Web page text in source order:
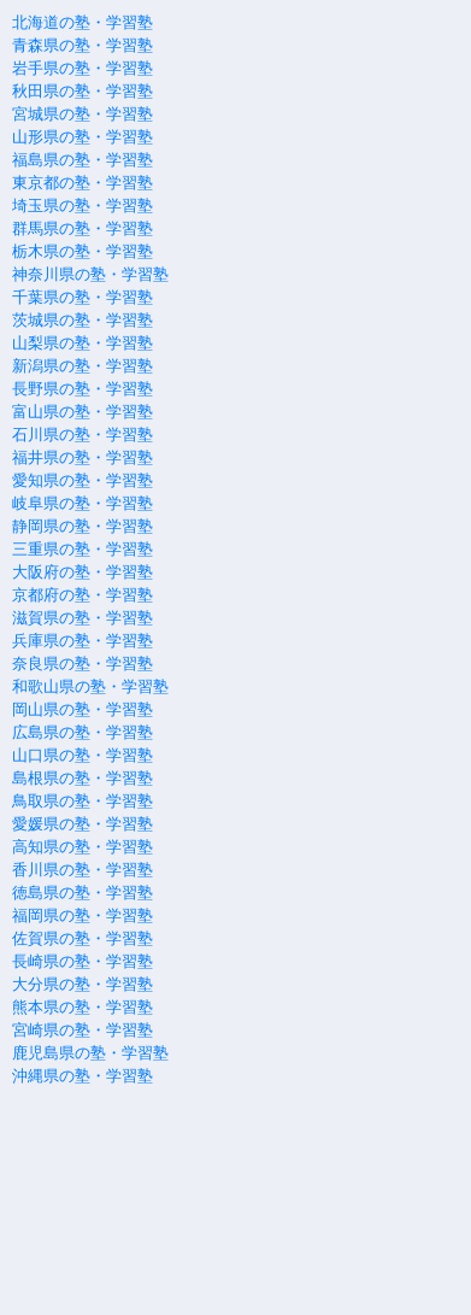
北海道の塾・学習塾
青森県の塾・学習塾
岩手県の塾・学習塾
秋田県の塾・学習塾
宮城県の塾・学習塾
山形県の塾・学習塾
福島県の塾・学習塾
東京都の塾・学習塾
埼玉県の塾・学習塾
群馬県の塾・学習塾
栃木県の塾・学習塾
神奈川県の塾・学習塾
千葉県の塾・学習塾
茨城県の塾・学習塾
山梨県の塾・学習塾
新潟県の塾・学習塾
長野県の塾・学習塾
富山県の塾・学習塾
石川県の塾・学習塾
福井県の塾・学習塾
愛知県の塾・学習塾
岐阜県の塾・学習塾
静岡県の塾・学習塾
三重県の塾・学習塾
大阪府の塾・学習塾
京都府の塾・学習塾
滋賀県の塾・学習塾
兵庫県の塾・学習塾
奈良県の塾・学習塾
和歌山県の塾・学習塾
岡山県の塾・学習塾
広島県の塾・学習塾
山口県の塾・学習塾
島根県の塾・学習塾
鳥取県の塾・学習塾
愛媛県の塾・学習塾
高知県の塾・学習塾
香川県の塾・学習塾
徳島県の塾・学習塾
福岡県の塾・学習塾
佐賀県の塾・学習塾
長崎県の塾・学習塾
大分県の塾・学習塾
熊本県の塾・学習塾
宮崎県の塾・学習塾
鹿児島県の塾・学習塾
沖縄県の塾・学習塾